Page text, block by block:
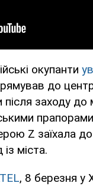
окупанти
до
після заходу
Z заїхала
міста.
, 8 березня у